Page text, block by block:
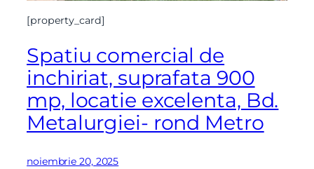
[property_card]
Spatiu comercial de
inchiriat, suprafata 900
mp, locatie excelenta, Bd.
Metalurgiei- rond Metro
noiembrie 20, 2025